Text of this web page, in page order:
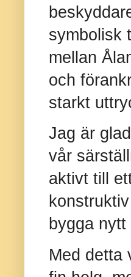
symbolisk
mellan
och
starkt
Jag är
vår
aktivt till
bygga
Med detta